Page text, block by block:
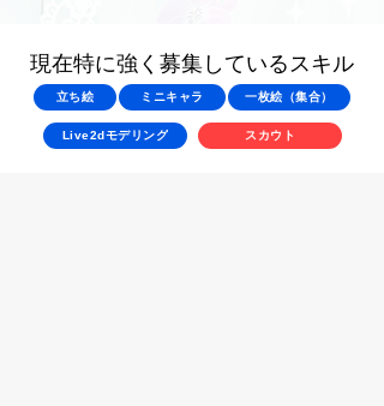
現在特に強く募集しているスキル
立ち絵 ミニキャラ 一枚絵（集合）
Live2dモデリング スカウト